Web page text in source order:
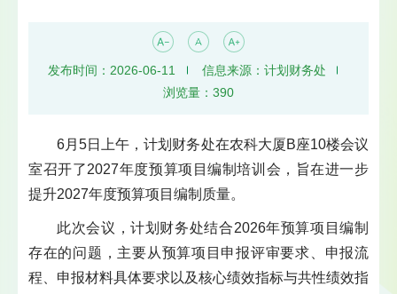
发布时间：2026-06-11
信息来源：计划财务处
浏览量： 390
6月5日上午，计划财务处在农科大厦B座10楼会议
室召开了2027年度预算项目编制培训会，旨在进一步
提升2027年度预算项目编制质量。
此次会议，计划财务处结合2026年预算项目编制
存在的问题，主要从预算项目申报评审要求、申报流
程、申报材料具体要求以及核心绩效指标与共性绩效指